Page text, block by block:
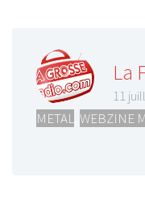
La
11
METAL WEBZINE